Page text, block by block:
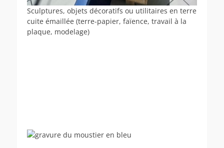
Sculptures, objets décoratifs ou utilitaires en terre
cuite émaillée (terre-papier, faïence, travail à la
plaque, modelage)